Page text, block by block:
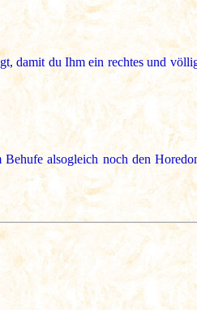
damit du Ihm ein rechtes und
alsogleich noch den